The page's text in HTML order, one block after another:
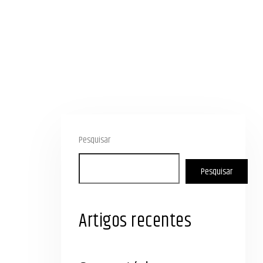
Pesquisar
Pesquisar
Artigos recentes